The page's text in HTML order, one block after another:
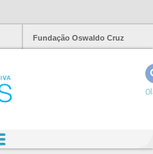
Fundação Oswaldo Cruz